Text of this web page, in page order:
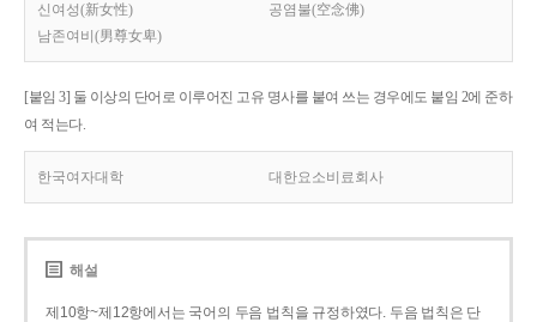
신여성(新女性)
공염불(空念佛)
남존여비(男尊女卑)
[붙임 3] 둘 이상의 단어로 이루어진 고유 명사를 붙여 쓰는 경우에도 붙임 2에 준하
여 적는다.
한국여자대학 대한요소비료회사
해설
제10항~제12항에서는 국어의 두음 법칙을 규정하였다. 두음 법칙은 단